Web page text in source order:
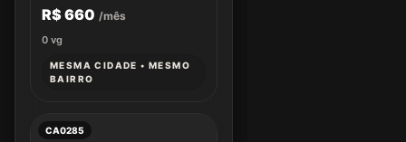
R$ 660 /mês
0 vg
MESMA CIDADE • MESMO
BAIRRO
CA0285